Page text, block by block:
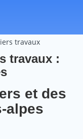
travaux
travaux :
et des
alpes